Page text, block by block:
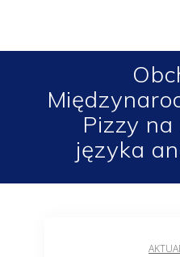
Pizzy
języka